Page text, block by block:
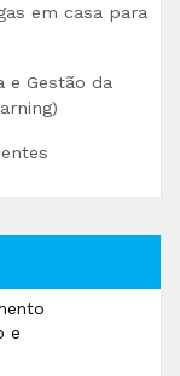
em casa para
e Gestão da
e